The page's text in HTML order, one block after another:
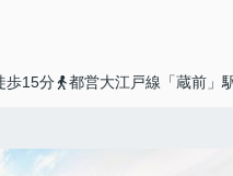
歩15分 都営大江戸線「蔵前」